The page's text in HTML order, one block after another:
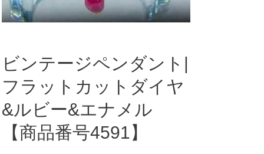
ビンテージペンダント|
フラットカットダイヤ
&ルビー&エナメル
【商品番号4591】